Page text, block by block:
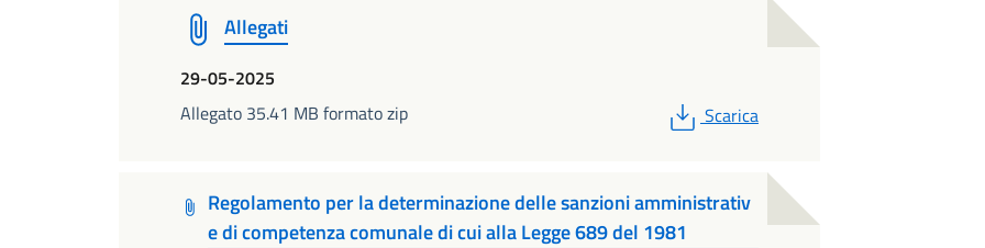
Allegati
29-05-2025
Allegato 35.41 MB formato zip
PDF
Scarica
Regolamento per la determinazione delle sanzioni amministrativ
e di competenza comunale di cui alla Legge 689 del 1981